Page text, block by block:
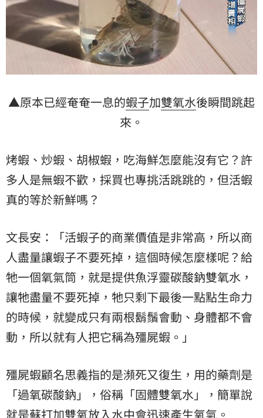
▲原本已經奄奄一息的蝦子加雙氧水後瞬間跳起
來。
烤蝦、炒蝦、胡椒蝦，吃海鮮怎麼能沒有它？許
多人是無蝦不歡，採買也專挑活跳跳的，但活蝦
真的等於新鮮嗎？
文長安：「活蝦子的商業價值是非常高，所以商
人盡量讓蝦子不要死掉，這個時候怎麼樣呢？給
牠一個氧氣筒，就是提供魚浮靈碳酸鈉雙氧水，
讓牠盡量不要死掉，牠只剩下最後一點點生命力
的時候，就變成只有兩根鬍鬚會動、身體都不會
動，所以就有人把它稱為殭屍蝦。」
殭屍蝦顧名思義指的是瀕死又復生，用的藥劑是
「過氧碳酸鈉」，俗稱「固體雙氧水」，簡單說
就是蘇打加雙氧放入水中會迅速產生氧氣。